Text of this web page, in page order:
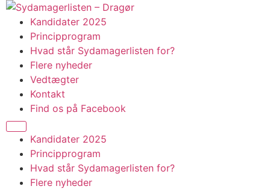
Skip
content
Kandidater 2025
Principprogram
Hvad står Sydamagerlisten for?
Flere nyheder
Vedtægter
Kontakt
Find os på Facebook
Kandidater 2025
Principprogram
Hvad står Sydamagerlisten for?
Flere nyheder